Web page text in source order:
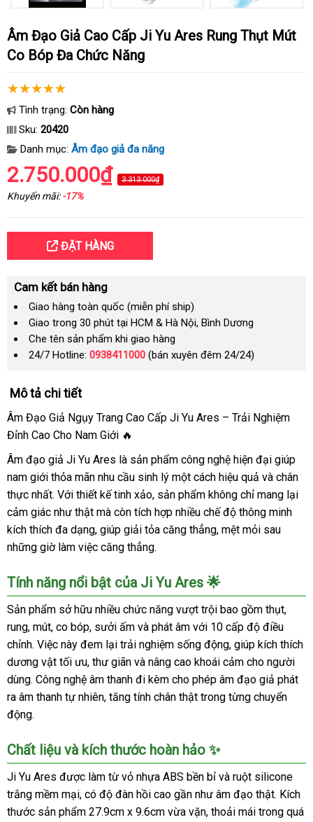
Âm Đạo Giả Cao Cấp Ji Yu Ares Rung Thụt Mút
Co Bóp Đa Chức Năng
Tình trạng: Còn hàng
Sku: 20420
Danh mục: Âm đạo giả đa năng
2.750.000₫ 3.313.000₫
Khuyến mãi:-17%
ĐẶT HÀNG
Cam kết bán hàng
Giao hàng toàn quốc (miễn phí ship)
Giao trong 30 phút tại HCM & Hà Nội, Bình Dương
Che tên sản phẩm khi giao hàng
24/7 Hotline: 0938411000 (bán xuyên đêm 24/24)
Mô tả chi tiết
Âm Đạo Giả Ngụy Trang Cao Cấp Ji Yu Ares – Trải Nghiệm
Đỉnh Cao Cho Nam Giới 🔥
Âm đạo giả Ji Yu Ares là sản phẩm công nghệ hiện đại giúp
nam giới thỏa mãn nhu cầu sinh lý một cách hiệu quả và chân
thực nhất. Với thiết kế tinh xảo, sản phẩm không chỉ mang lại
cảm giác như thật mà còn tích hợp nhiều chế độ thông minh
kích thích đa dạng, giúp giải tỏa căng thẳng, mệt mỏi sau
những giờ làm việc căng thẳng.
Tính năng nổi bật của Ji Yu Ares 🌟
Sản phẩm sở hữu nhiều chức năng vượt trội bao gồm thụt,
rung, mút, co bóp, sưởi ấm và phát âm với 10 cấp độ điều
chỉnh. Việc này đem lại trải nghiệm sống động, giúp kích thích
dương vật tối ưu, thư giãn và nâng cao khoái cảm cho người
dùng. Công nghệ âm thanh đi kèm cho phép âm đạo giả phát
ra âm thanh tự nhiên, tăng tính chân thật trong từng chuyển
động.
Chất liệu và kích thước hoàn hảo ✨
Ji Yu Ares được làm từ vỏ nhựa ABS bền bỉ và ruột silicone
trắng mềm mại, có độ đàn hồi cao gần như âm đạo thật. Kích
thước sản phẩm 27.9cm x 9.6cm vừa vặn, thoải mái trong quá